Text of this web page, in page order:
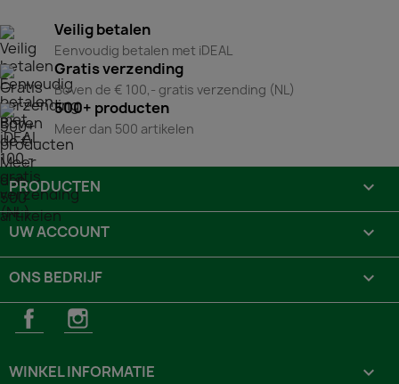
Veilig betalen
Eenvoudig betalen met iDEAL
Gratis verzending
Boven de € 100,- gratis verzending (NL)
500+ producten
Meer dan 500 artikelen
PRODUCTEN 
UW ACCOUNT 
ONS BEDRIJF 
FacebookInstagram
WINKEL INFORMATIE keyboard_arrow_down